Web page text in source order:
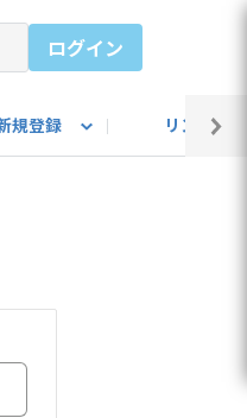
ログイン
規登録 リンク集